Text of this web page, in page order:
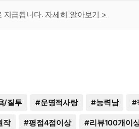
지급됩니다. 자세히 알아보기 >
/질투 #운명적사랑 #능력남 #
작 #평점4점이상 #리뷰100개이